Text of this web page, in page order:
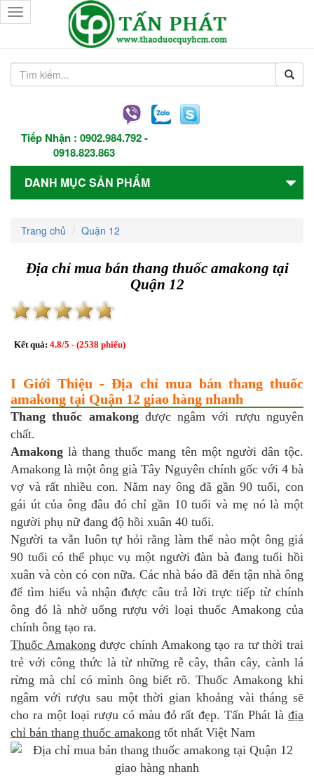
Tiếp Nhận : 0902.984.792-
0918.823.863
Toggle
navigation
DANH MỤC SẢN PHẨM
Trang chủ Quận 12
Địa chỉ mua bán thang thuốc amakong tại
Quận 12
Kết quả: 4.8/5 - (2538 phiếu)
I Giới Thiệu - Địa chỉ mua bán thang thuốc
amakong tại Quận 12 giao hàng nhanh
Thang thuốc amakongđược ngâm với rượu nguyên
chất.
Amakong là thang thuốc mang tên một người dân tộc.
Amakong là một ông già Tây Nguyên chính gốc với 4 bà
vợ và rất nhiều con. Năm nay ông đã gần 90 tuổi, con
gái út của ông đâu đó chỉ gần 10 tuổi và mẹ nó là một
người phụ nữ đang độ hồi xuân 40 tuổi.
Người ta vẫn luôn tự hỏi rằng làm thế nào một ông giá
90 tuổi có thể phục vụ một người đàn bà đang tuổi hồi
xuân và còn có con nữa. Các nhà báo đã đến tận nhà ông
để tìm hiểu và nhận được câu trả lời trực tiếp từ chính
ông đó là nhờ uống rượu với loại thuốc Amakong của
chính ông tạo ra.
Thuốc Amakong được chính Amakong tạo ra tư thời trai
trẻ với công thức là từ những rễ cây, thân cây, cành lá
rừng mà chỉ có mình ông biết rõ. Thuốc Amakong khi
ngâm với rượu sau một thời gian khoảng vài tháng sẽ
cho ra một loại rượu có màu đỏ rất đẹp. Tấn Phát là địa
chỉ bán thang thuốc amakong tốt nhất Việt Nam